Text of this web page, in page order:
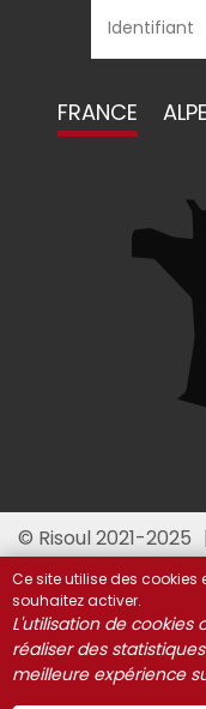
FRANCE
© Risoul 2021-2025
Ce site utilise des cookies
souhaitez activer.
L'utilisation de
réaliser des
meilleure expérience